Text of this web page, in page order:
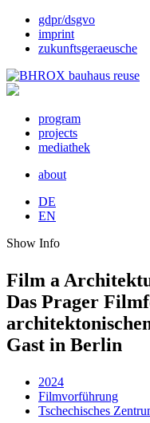
gdpr/dsgvo
imprint
zukunftsgeraeusche
program
projects
mediathek
about
DE
EN
Show Info
Film a
Das Prager
Gast in Berlin
2024
Filmvorführung
Tschechisches